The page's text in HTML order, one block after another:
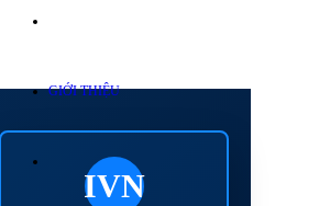
GIỚI THIỆU
IVN